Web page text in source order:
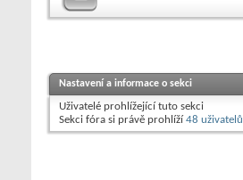
Nastavení a informace o sekci
Uživatelé prohlížející tuto sekci
Sekci fóra si právě prohlíží48 uživatelů